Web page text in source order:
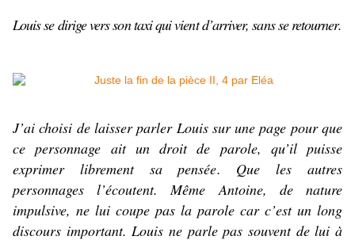
Louis se dirige vers son taxi qui vient d’arriver, sans se retourner.
J’ai choisi de laisser parler Louis sur une page pour que
ce personnage ait un droit de parole, qu’il puisse
exprimer librement sa pensée. Que les autres
personnages l’écoutent. Même Antoine, de nature
impulsive, ne lui coupe pas la parole car c’est un long
discours important. Louis ne parle pas souvent de lui à